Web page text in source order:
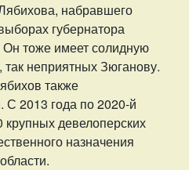
набравшего
губернатора
Он тоже имеет солидную
так неприятных Зюганову.
также
С 2013 года по 2020-й
девелоперских
назначения